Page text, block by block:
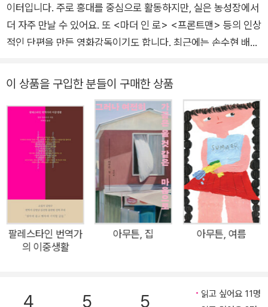
이터입니다. 주로 홍대를 중심으로 활동하지만, 실은 농성장에서
더 자주 만날 수 있어요. 또 <마더 인 로> <프론트맨> 등의 인상
적인 단편을 만든 영화감독이기도 합니다. 최근에는 손수현 배우
저자로서 활동 영역을 넓히기도 했죠. 저는 신승은을 뮤지션
는 이입니다. 그가 만든 3분의 세계 안에서 사랑은 담담하고 뾰족
하게 빛납니다. 그의 정규 2집 타이틀곡인 <사랑의 경로>에는
다음과 같은 구절이 있습니다. “발견하지 않았더라도 우리는
발명됐을 것” 궁금했습니다. 이런 노랫말을 쓰는 사람이 책 한
권에 담고 싶을 만큼 사랑하는 대상은 무엇일까. 『아무튼, 할
머니』에는 저자가 자신의 삶에서 ‘발견’한 여러 할머니들이 등장
합니다. 사랑은 딸기의 무른 부분을 도려내고 주는 일임을 알려준
외할머니, 트럼프의 세계기후조약 탈퇴 반대 시위에 참여했다가
수갑을 차고 연행된 배우 제인 폰다, 나이 아흔에도 왕성한 작품
을버스 안에서, 시위 현장에서 만난, 우리가 미처 발견하지 못한
이 상품을 구입한 분들이 구매한 상품
팔레스타인 번역가
의 이중생활
아무튼, 집 아무튼, 여름
4 5 5
읽고 싶어요 11명